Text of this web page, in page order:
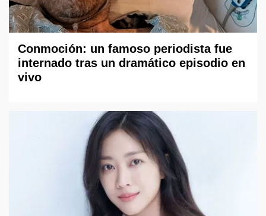
Conmoción: un famoso periodista fue
internado tras un dramático episodio en
vivo